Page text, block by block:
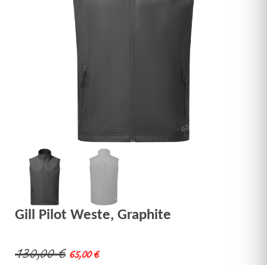
Gill Pilot Weste, Graphite
130,00€ 65,00€